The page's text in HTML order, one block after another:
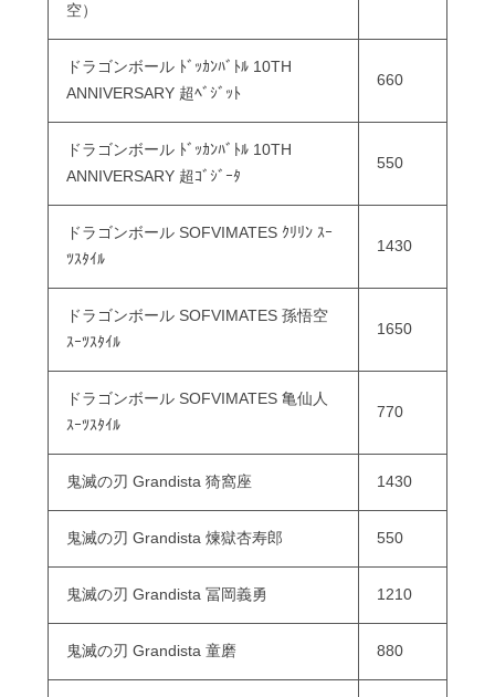
空）
ドラゴンボール ﾄﾞｯｶﾝﾊﾞﾄﾙ 10TH
ANNIVERSARY 超ﾍﾞｼﾞｯﾄ
660
ドラゴンボール ﾄﾞｯｶﾝﾊﾞﾄﾙ 10TH
ANNIVERSARY 超ｺﾞｼﾞｰﾀ
550
ドラゴンボール SOFVIMATES ｸﾘﾘﾝ ｽｰ
ﾂｽﾀｲﾙ
1430
ドラゴンボール SOFVIMATES 孫悟空
ｽｰﾂｽﾀｲﾙ
1650
ドラゴンボール SOFVIMATES 亀仙人
ｽｰﾂｽﾀｲﾙ
770
鬼滅の刃 Grandista 猗窩座 1430
鬼滅の刃 Grandista 煉獄杏寿郎 550
鬼滅の刃 Grandista 冨岡義勇 1210
鬼滅の刃 Grandista 童磨 880